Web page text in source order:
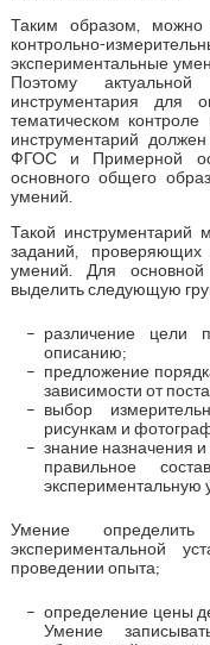
Таким образом,
контрольно-
экспериментальные
Поэтому
инструментария для
тематическом
инструментарий
ФГОС и Примерной
основного общего
умений.
Такой инструментарий
заданий, проверяющих
умений. Для
выделить следующую
различение цели
описанию;
предложение
зависимости от
выбор
рисункам и
знание назначения
правильное
экспериментальную
Умение
экспериментальной
проведении опыта;
определение цены
Умение